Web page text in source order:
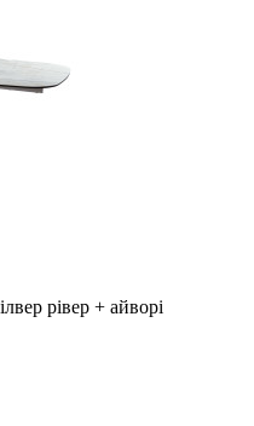
рівер + айворі